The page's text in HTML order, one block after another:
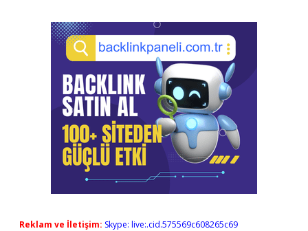
Reklam ve İletişim: Skype: live:.cid.575569c608265c69